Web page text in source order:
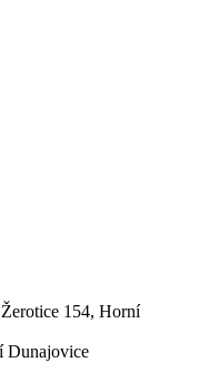
154, Horní
Dunajovice